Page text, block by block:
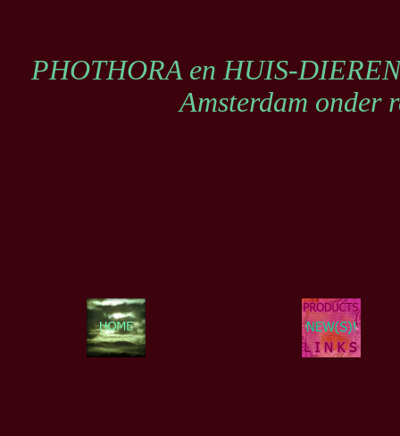
PHOTHORA en HUIS-
Amsterdam onder